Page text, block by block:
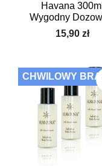
Havana 300ml
Wygodny
15,90 zł
CHWILOWY